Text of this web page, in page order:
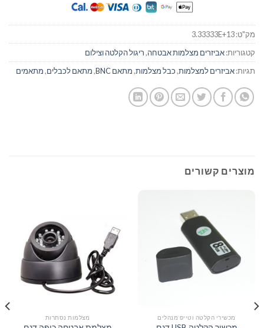
מק"ט:3.33333E+13
קטגוריות:אביזרים מצלמות אבטחה,ריגול הקלטה וצילום
תגיות:אביזרים למצלמות,כבל מצלמות,מתאם BNC ,מתאם לכבלים,מתאמים
מוצרים קשורים
מכשירי הקלטה וטייפ מנהלים מצלמות נסתרות